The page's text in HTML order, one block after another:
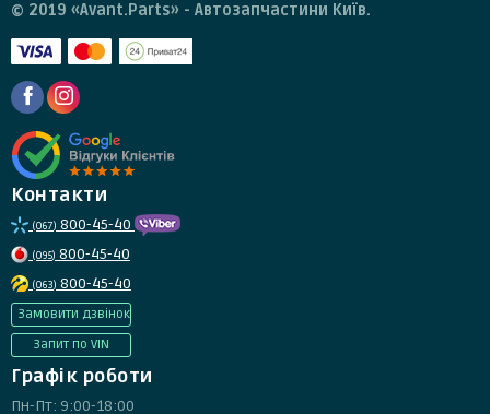
© 2019 «Avant.Parts» - Автозапчастини Київ.
Контакти
(067) 800-45-40
(095) 800-45-40
(063) 800-45-40
Замовити дзвінок
Запит по VIN
Графік роботи
Пн-Пт: 9:00-18:00